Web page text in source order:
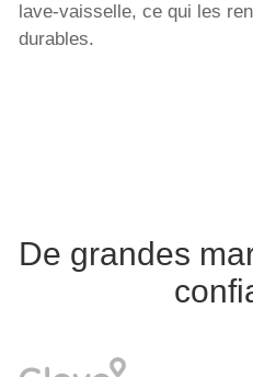
lave-vaisselle, ce qui les
durables.
De grandes